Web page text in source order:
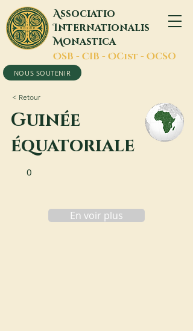
Associatio
Internationalis
Monastica
OSB - CIB - OCist - OCSO
NOUS SOUTENIR
< Retour
Guinée
équatoriale
0
En voir plus